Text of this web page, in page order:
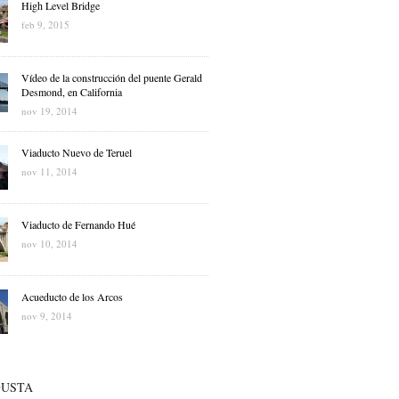
High Level Bridge
feb 9, 2015
Vídeo de la construcción del puente Gerald
Desmond, en California
nov 19, 2014
Viaducto Nuevo de Teruel
nov 11, 2014
Viaducto de Fernando Hué
nov 10, 2014
Acueducto de los Arcos
nov 9, 2014